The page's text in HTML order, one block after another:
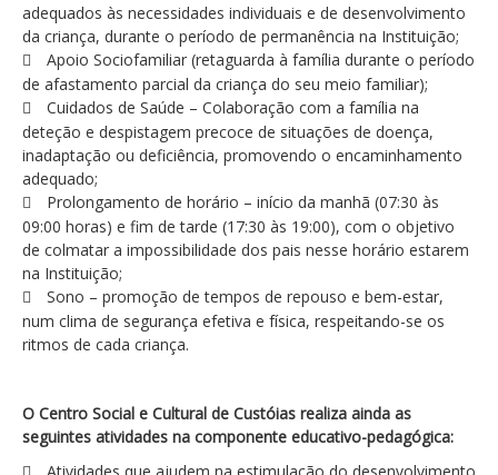
adequados às necessidades individuais e de desenvolvimento
da criança, durante o período de permanência na Instituição;
Apoio Sociofamiliar (retaguarda à família durante o período
de afastamento parcial da criança do seu meio familiar);
Cuidados de Saúde – Colaboração com a família na
deteção e despistagem precoce de situações de doença,
inadaptação ou deficiência, promovendo o encaminhamento
adequado;
Prolongamento de horário – início da manhã (07:30 às
09:00 horas) e fim de tarde (17:30 às 19:00), com o objetivo
de colmatar a impossibilidade dos pais nesse horário estarem
na Instituição;
Sono – promoção de tempos de repouso e bem-estar,
num clima de segurança efetiva e física, respeitando-se os
ritmos de cada criança.
O Centro Social e Cultural de Custóias realiza ainda as
seguintes atividades na componente educativo-pedagógica:
Atividades que ajudem na estimulação do desenvolvimento